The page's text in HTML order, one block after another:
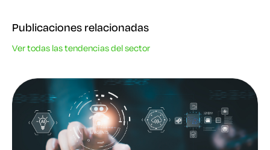
Publicaciones relacionadas
Ver todas las tendencias del sector